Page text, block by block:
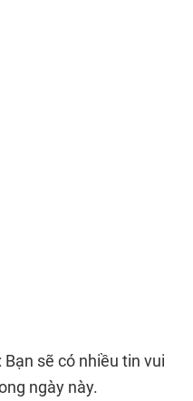
sẽ có nhiều tin vui
ngày này.